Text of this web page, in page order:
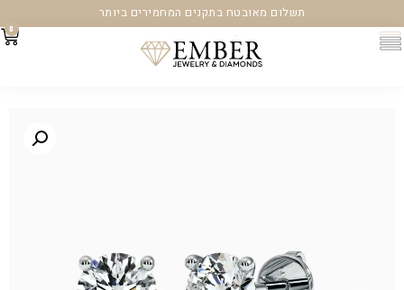
תשלום מאובטח בתקנים המחמירים ביותר
0